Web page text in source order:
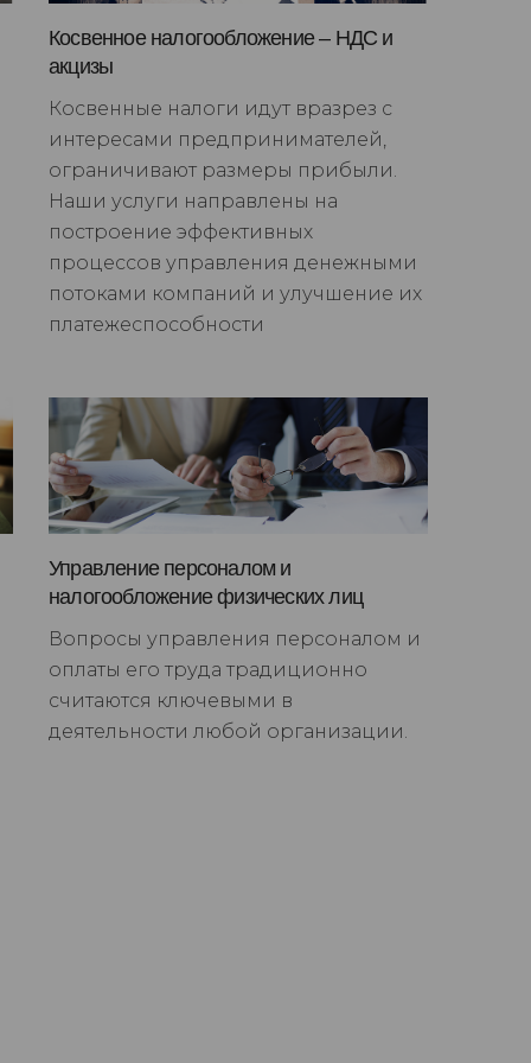
Косвенное налогообложение – НДС и
акцизы
Косвенные налоги идут вразрез с
интересами предпринимателей,
ограничивают размеры прибыли.
Наши услуги направлены на
построение эффективных
процессов управления денежными
потоками компаний и улучшение их
платежеспособности
Управление персоналом и
налогообложение физических лиц
Вопросы управления персоналом и
оплаты его труда традиционно
считаются ключевыми в
деятельности любой организации.